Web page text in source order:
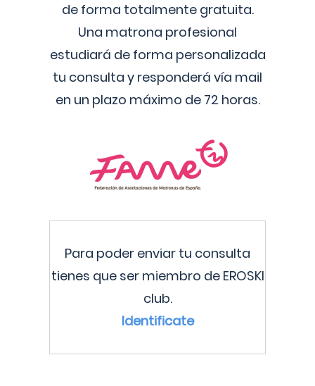
de forma totalmente gratuita.
Una matrona profesional
estudiará de forma personalizada
tu consulta y responderá vía mail
en un plazo máximo de 72 horas.
Para poder enviar tu consulta
tienes que ser miembro de EROSKI
club.
Identificate